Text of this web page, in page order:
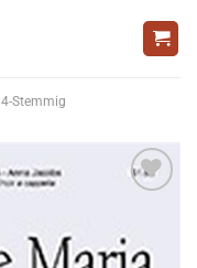
4-Stemmig
toe aan
wenslijst